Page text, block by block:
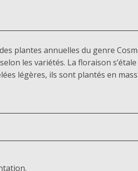
plantes annuelles du genre
les variétés. La floraison
légères, ils sont plantés en